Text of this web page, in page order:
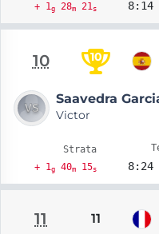
+ 1g28m21s 8:14
10 10
Saavedra
Victor
Strata
+ 1g40m15s 8:24
11 11